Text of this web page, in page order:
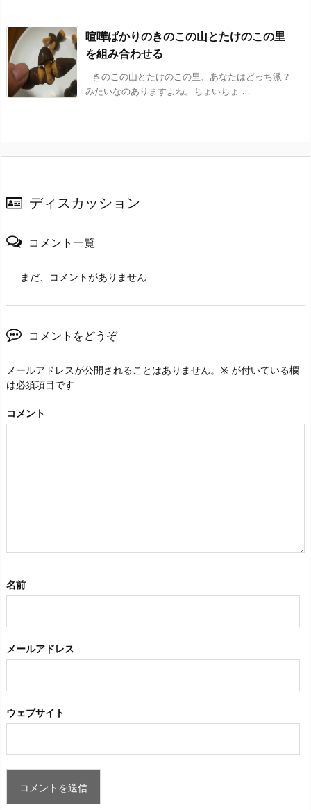
喧嘩ばかりのきのこの山とたけのこの里
を組み合わせる
きのこの山とたけのこの里、あなたはどっち派？
みたいなのありますよね。ちょいちょ ...
ディスカッション
コメント一覧
まだ、コメントがありません
コメントをどうぞ
メールアドレスが公開されることはありません。 ※ が付いている欄
は必須項目です
コメント
名前
メールアドレス
ウェブサイト